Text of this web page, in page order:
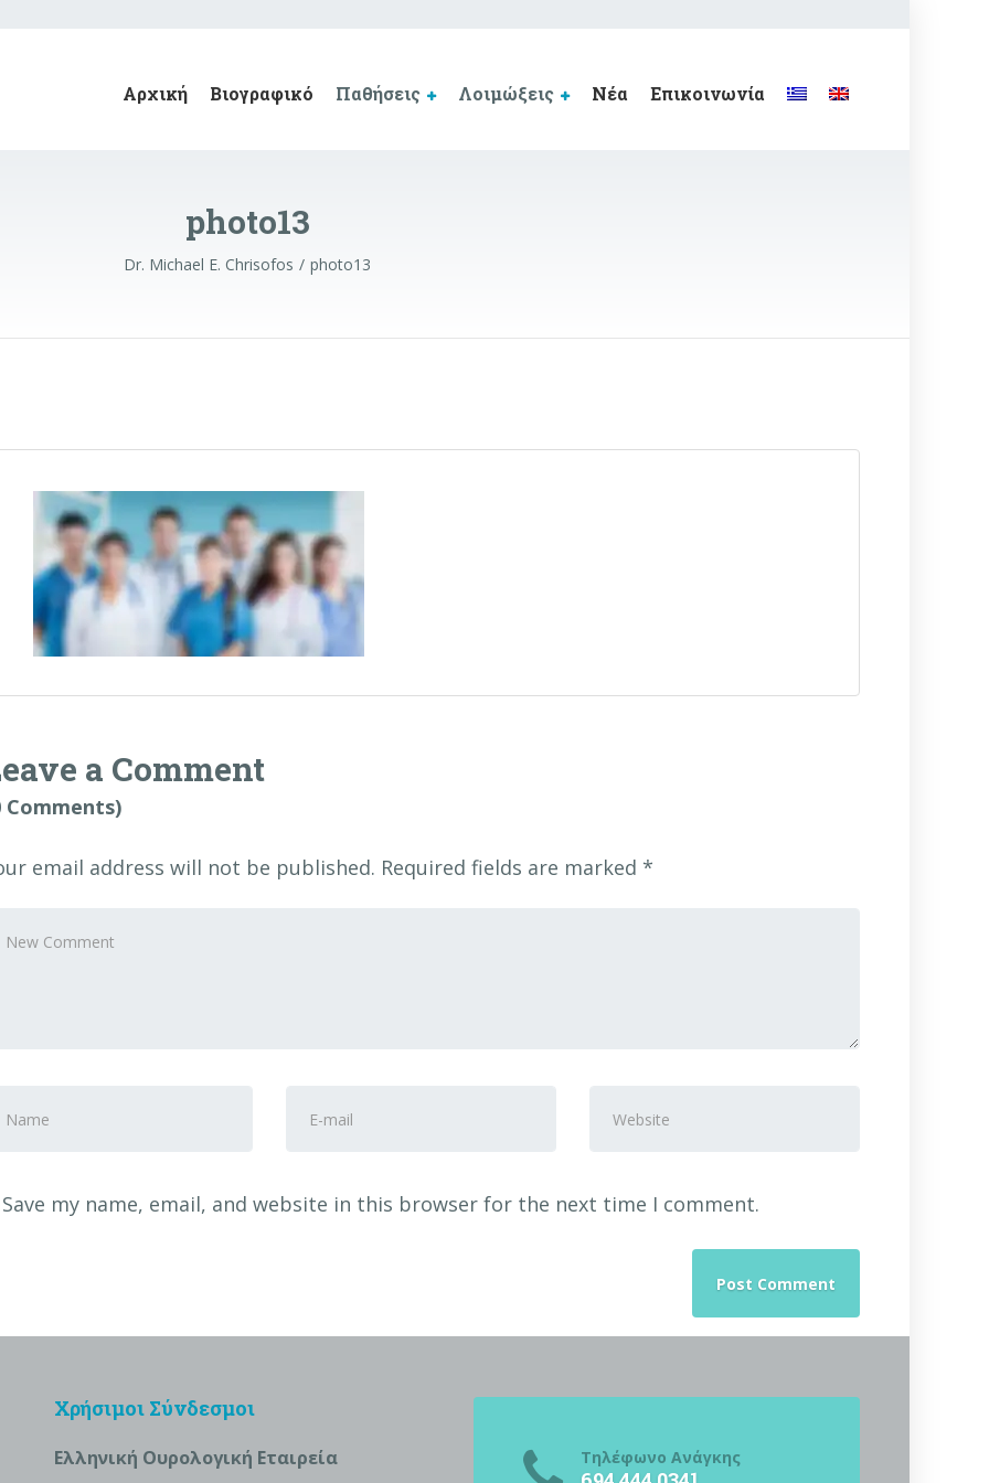
Αρχική Βιογραφικό Παθήσεις Λοιμώξεις Νέα Επικοινωνία
photo13
Dr. Michael E. Chrisofos photo13
a Comment
Comments)
email address will not be published. Required fields are marked *
*
mail
Save my name, email, and website in this browser for the next time I comment.
Χρήσιμοι Σύνδεσμοι
Ελληνική Ουρολογική Εταιρεία Τηλέφωνο Ανάγκης